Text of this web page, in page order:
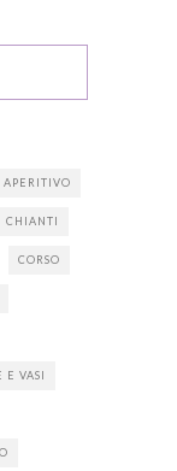
APERITIVO
CHIANTI
CORSO
E VASI